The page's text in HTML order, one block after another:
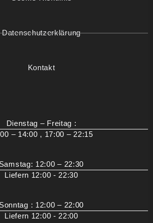
Datenschutzerklärung
Kontakt
Dienstag – Freitag :
– 14:00 , 17:00 – 22:15
Samstag: 12:00 – 22:30
Liefern 12:00 - 22:30
Sonntag : 12:00 – 22:00
Liefern 12:00 - 22:00